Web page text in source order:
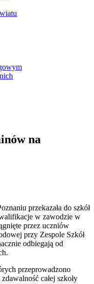
na
przekazała do szkół
w zawodzie w
przez uczniów
przy Zespole Szkół
odbiegają od
przeprowadzono
całej szkoły